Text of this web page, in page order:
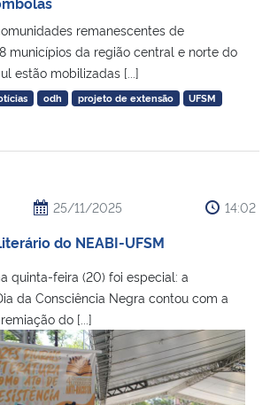
remanescentes de
municípios da região central e norte do
estão mobilizadas [...]
odh projeto de extensão UFSM
25/11/2025 14:02
do NEABI-UFSM
quinta-feira (20) foi especial: a
da Consciência Negra contou com a
do [...]